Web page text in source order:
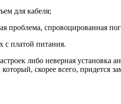
для кабеля;
проблема, спровоцированная
с платой питания.
либо неверная
скорее всего, придется